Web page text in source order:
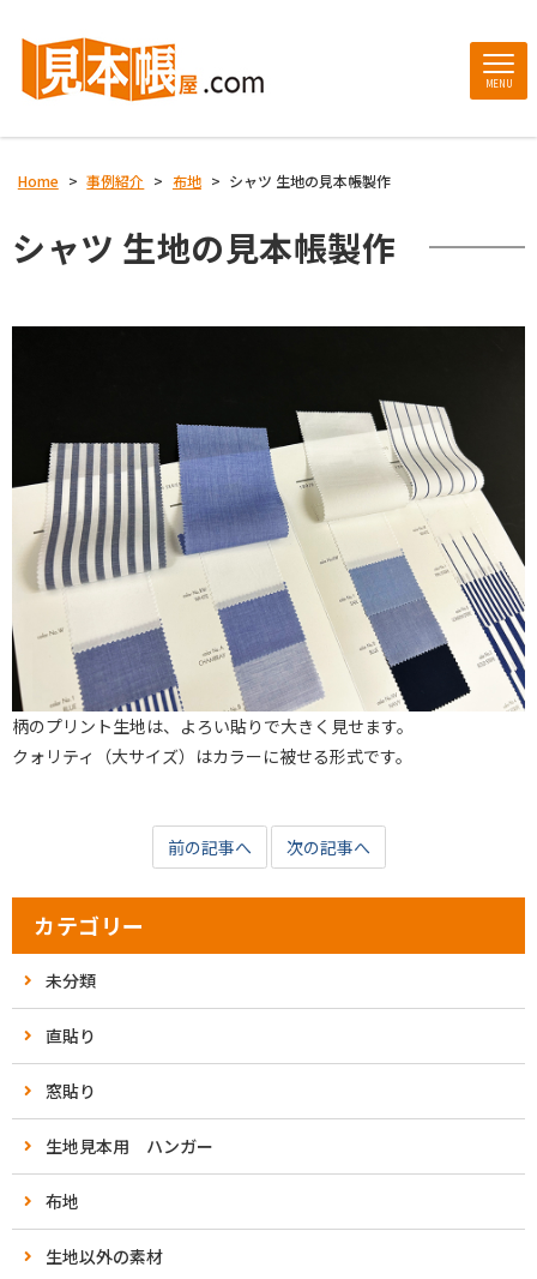
MENU
Home > 事例紹介 > 布地 > シャツ 生地の見本帳製作
シャツ 生地の見本帳製作
柄のプリント生地は、よろい貼りで大きく見せます。
クォリティ（大サイズ）はカラーに被せる形式です。
前の記事へ 次の記事へ
カテゴリー
未分類
直貼り
窓貼り
生地見本用 ハンガー
布地
生地以外の素材